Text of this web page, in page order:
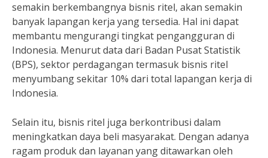
semakin berkembangnya bisnis ritel, akan semakin
banyak lapangan kerja yang tersedia. Hal ini dapat
membantu mengurangi tingkat pengangguran di
Indonesia. Menurut data dari Badan Pusat Statistik
(BPS), sektor perdagangan termasuk bisnis ritel
menyumbang sekitar 10% dari total lapangan kerja di
Indonesia.
Selain itu, bisnis ritel juga berkontribusi dalam
meningkatkan daya beli masyarakat. Dengan adanya
ragam produk dan layanan yang ditawarkan oleh